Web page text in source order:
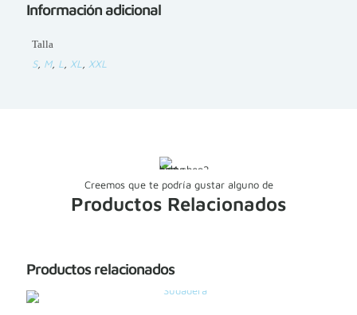
Información adicional
Talla
S, M, L XL XXL
Productos Relacionados
Creemos que te podría gustar alguno de
Productos relacionados